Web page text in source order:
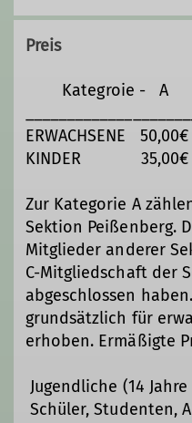
Preis
Kategroie
ERWACHSENE
KINDER 35,00€
Zur Kategorie A
Sektion Peißenberg.
Mitglieder anderer
C-Mitgliedschaft der
abgeschlossen
grundsätzlich für
erhoben. Ermäßigte
Jugendliche (14 Jahre
Schüler, Studenten,